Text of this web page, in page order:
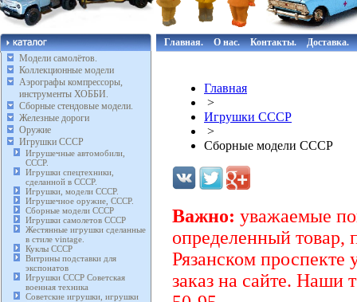
Модели самолётов.
Коллекционные модели
Аэрографы компрессоры,
инструменты ХОББИ.
Сборные стендовые модели.
Железные дороги
Оружие
Игрушки СССР
Игрушечные автомобили,
СССР.
Игрушки спецтехники,
сделанной в СССР.
Игрушки, модели СССР.
Игрушечное оружие, СССР.
Сборные модели СССР
Игрушки самолетов СССР
Жестянные игрушки сделанные
в стиле vintage.
Куклы СССР
Витрины подставки для
экспонатов
Игрушки СССР Советская
военная техника
Советские игрушки, игрушки
Главная. О нас. Контакты. Доставка.
Главная
>
Игрушки СССР
>
Сборные модели СССР
Важно: уважаемые
определенный товар,
Рязанском проспекте
заказ на сайте. Наши